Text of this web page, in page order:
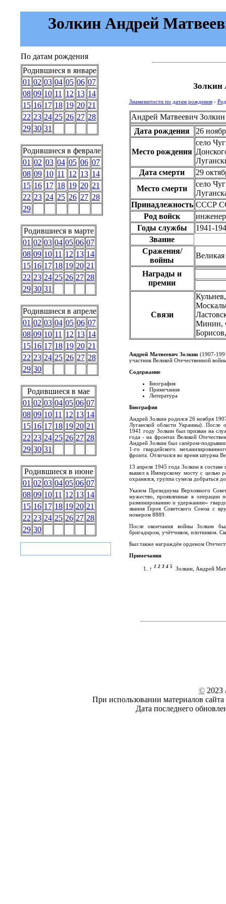
Золкин Андрей
По датам рождения
Родившиеся в январе
01 02 03 04 05 06 07
08 09 10 11 12 13 14
15 16 17 18 19 20 21
22 23 24 25 26 27 28
29 30 31
Родившиеся в феврале
01 02 03 04 05 06 07
08 09 10 11 12 13 14
15 16 17 18 19 20 21
22 23 24 25 26 27 28
29
Родившиеся в марте
01 02 03 04 05 06 07
08 09 10 11 12 13 14
15 16 17 18 19 20 21
22 23 24 25 26 27 28
29 30 31
Родившиеся в апреле
01 02 03 04 05 06 07
08 09 10 11 12 13 14
15 16 17 18 19 20 21
22 23 24 25 26 27 28
29 30
Родившиеся в мае
01 02 03 04 05 06 07
08 09 10 11 12 13 14
15 16 17 18 19 20 21
22 23 24 25 26 27 28
29 30 31
Родившиеся в июне
01 02 03 04 05 06 07
08 09 10 11 12 13 14
15 16 17 18 19 20 21
22 23 24 25 26 27 28
29 30
Золкин
Знаменитости по датам рождения›
Андрей Матвеевич Золкин
Дата рождения
26
Место рождения
село
Дата смерти
29
Место смерти
село
Принадлежность СССР
Род войск
Годы службы
1941-
Звание
Сражения/
войны
Великая
Награды и
премии
Связи
Минин,
Андрей Матвеевич Золкин(1907-
участник Великой Отечественной
Содержание
Биография
Примечания
Литература
Биография
Андрей Золкин родился 26 ноября
Луганской области Украины). После
1941 году Золкин был призван на
года - на фронтах Великой
Андрей Золкин был сапёром-
1-го гвардейского
фронта. Отличился во время штурма
13 апреля 1945 года Золкин в
вышел к Имперскому мосту с целью
охранялся, группа сумела добраться
Указом Президиума Верховного
мужество, проявленные в операции
разминированию и удержанию»
звания Героя Советского Союза с
номером 8889.
После окончания войны Золкин
бригадиром, учётчиком, плотником.
Был также награждён орденом
Примечания
↑ 1 2 3 4 5 Золкин, Андрей
©2023
При использовании материалов
Дата последнего